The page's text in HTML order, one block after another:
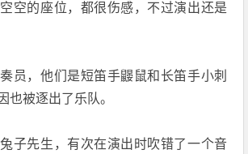
空的座位，都很伤感，不过演出还是
员，他们是短笛手鼹鼠和长笛手小刺
也被逐出了乐队。
子先生，有次在演出时吹错了一个音